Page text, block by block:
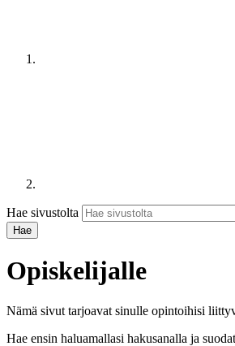
Hae sivustolta
Opiskelijalle
Nämä sivut tarjoavat sinulle opintoihisi
Hae ensin haluamallasi hakusanalla ja